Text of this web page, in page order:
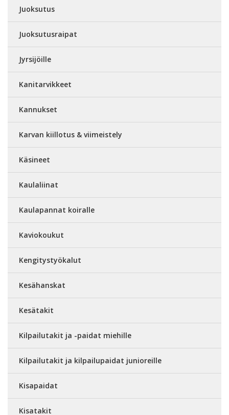
Juoksutus
Juoksutusraipat
Jyrsijöille
Kanitarvikkeet
Kannukset
Karvan kiillotus & viimeistely
Käsineet
Kaulaliinat
Kaulapannat koiralle
Kaviokoukut
Kengitystyökalut
Kesähanskat
Kesätakit
Kilpailutakit ja -paidat miehille
Kilpailutakit ja kilpailupaidat junioreille
Kisapaidat
Kisatakit